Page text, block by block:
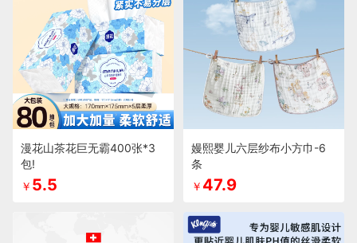
漫花山茶花巨无霸400张*3
包!
￥ 5.5
嫚熙婴儿六层纱布小方巾-6
条
￥ 47.9